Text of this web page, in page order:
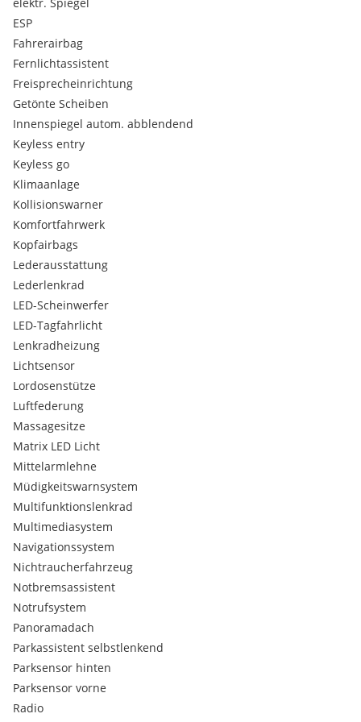
"Ausstattungsinformationen sind im Bedarfsfall beim
Importeur einzuholen"
ESP
Fahrerairbag
Fernlichtassistent
Freisprecheinrichtung
Getönte Scheiben
Innenspiegel autom. abblendend
Keyless entry
Keyless go
Klimaanlage
Kollisionswarner
Komfortfahrwerk
Kopfairbags
Lederausstattung
Lederlenkrad
LED-Scheinwerfer
LED-Tagfahrlicht
Lenkradheizung
Lichtsensor
Lordosenstütze
Luftfederung
Massagesitze
Matrix LED Licht
Mittelarmlehne
Müdigkeitswarnsystem
Multifunktionslenkrad
Multimediasystem
Navigationssystem
Nichtraucherfahrzeug
Notbremsassistent
Notrufsystem
Panoramadach
Parkassistent selbstlenkend
Parksensor hinten
Parksensor vorne
Radio